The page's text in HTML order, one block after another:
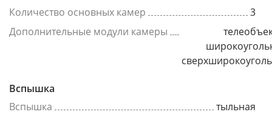
Количество основных камер
3
Дополнительные модули камеры
Вспышка
Вспышка
тыльная